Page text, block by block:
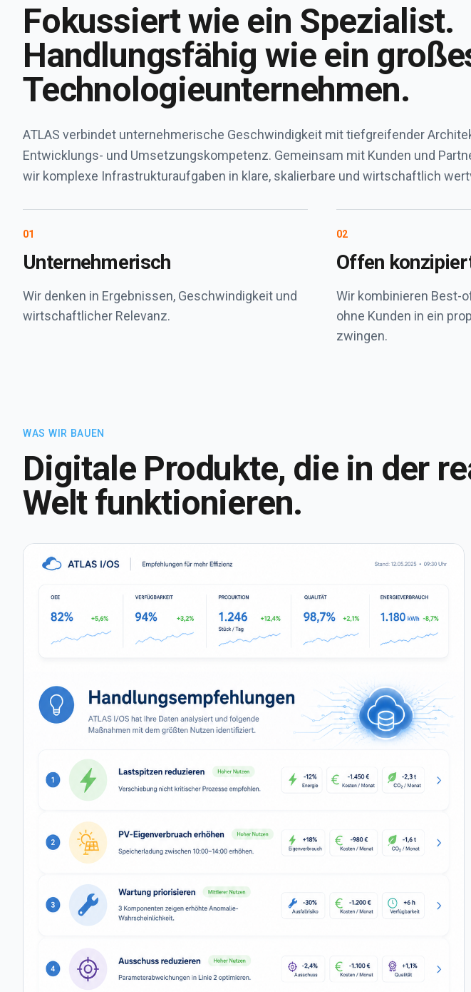
Fokussiert wie ein Spezialist.
Handlungsfähig wie ein
Technologieunternehmen.
ATLAS verbindet unternehmerische Geschwindigkeit mit tiefgreifender
Entwicklungs- und Umsetzungskompetenz. Gemeinsam mit Kunden und
wir komplexe Infrastrukturaufgaben in klare, skalierbare und wirtschaftlich
01
Unternehmerisch
Wir denken in Ergebnissen, Geschwindigkeit und
wirtschaftlicher Relevanz.
02
Offen
Wir kombinieren Best-
ohne Kunden in ein
zwingen.
WAS WIR BAUEN
Digitale Produkte, die in der
Welt funktionieren.